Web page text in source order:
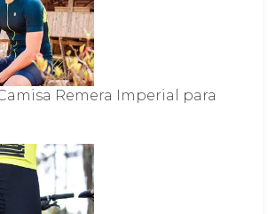
Remera Imperial para